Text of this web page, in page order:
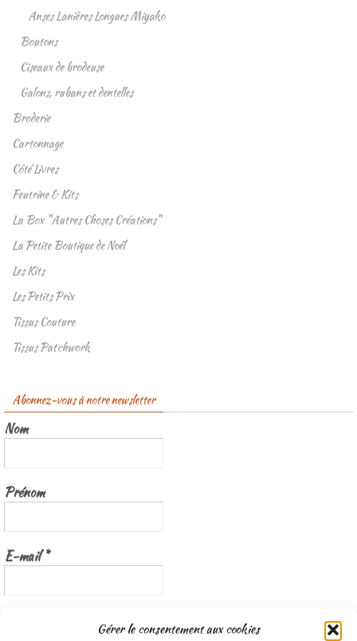
Gérer le consentement aux cookies
Anses Lanières Longues Miyako
Boutons
Ciseaux de brodeuse
Galons, rubans et dentelles
Broderie
Cartonnage
Côté Livres
Feutrine & Kits
La Box "Autres Choses Créations"
La Petite Boutique de Noël
Les Kits
Les Petits Prix
Tissus Couture
Tissus Patchwork
Abonnez-vous à notre newsletter
Nom
Prénom
E-mail*
Nous gardons vos données privées et ne les partageons qu’avec les